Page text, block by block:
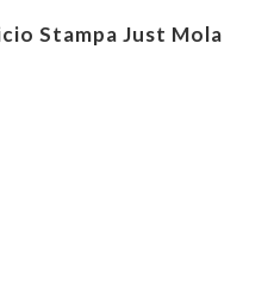
Stampa Just Mola